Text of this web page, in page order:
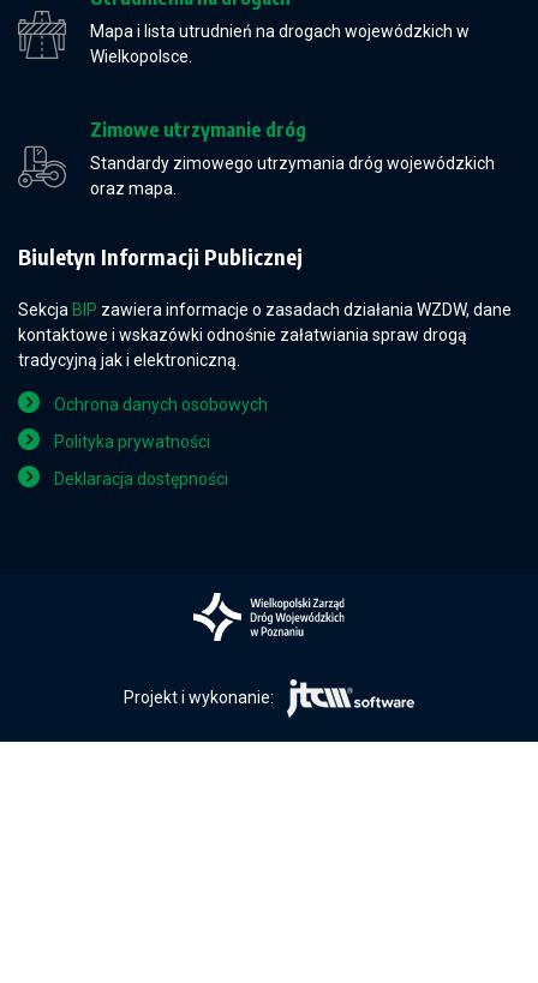
Mapa i lista utrudnień na drogach wojewódzkich w
Wielkopolsce.
Zimowe utrzymanie dróg
Standardy zimowego utrzymania dróg wojewódzkich
oraz mapa.
Biuletyn Informacji Publicznej
Sekcja BIP zawiera informacje o zasadach działania WZDW, dane
kontaktowe i wskazówki odnośnie załatwiania spraw drogą
tradycyjną jak i elektroniczną.
Ochrona danych osobowych
Polityka prywatności
Deklaracja dostępności
Projekt i wykonanie: